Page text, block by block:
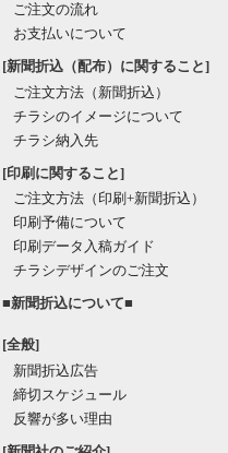
ご注文の流れ
お支払いについて
[新聞折込（配布）に関すること]
ご注文方法（新聞折込）
チラシのイメージについて
チラシ納入先
[印刷に関すること]
ご注文方法（印刷+新聞折込）
印刷予備について
印刷データ入稿ガイド
チラシデザインのご注文
■新聞折込について■
[全般]
新聞折込広告
締切スケジュール
反響が多い理由